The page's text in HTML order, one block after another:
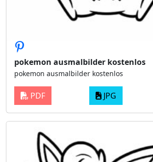
pokemon ausmalbilder kostenlos
pokemon ausmalbilder kostenlos
PDF JPG